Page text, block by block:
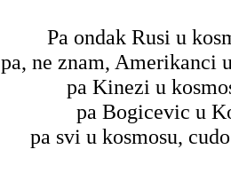
Pa ondak Rusi u
pa, ne znam, Amerikanci
pa Kinezi u
pa Bogicevic u
pa svi u kosmosu,